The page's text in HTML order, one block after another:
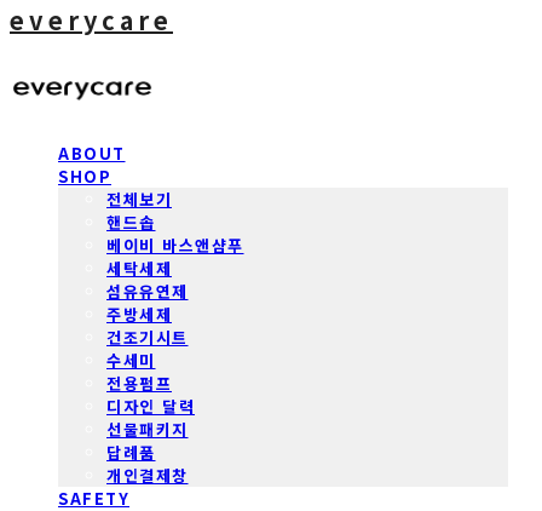
everycare
ABOUT
SHOP
전체보기
핸드솝
베이비 바스앤샴푸
세탁세제
섬유유연제
주방세제
건조기시트
수세미
전용펌프
디자인 달력
선물패키지
답례품
개인결제창
SAFETY